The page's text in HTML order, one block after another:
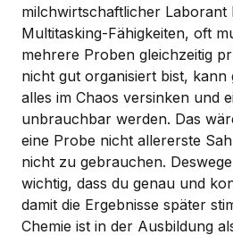
milchwirtschaftlicher
Multitasking-Fähigkeiten, oft
mehrere Proben gleichzeitig
nicht gut organisiert bist, kann
alles im Chaos versinken und
unbrauchbar werden. Das
eine Probe nicht allererste
nicht zu gebrauchen.
wichtig, dass du genau und
damit die Ergebnisse später
Chemie ist in der Ausbildung